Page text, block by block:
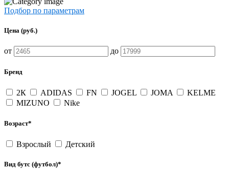
Подбор по параметрам
Цена (руб.)
от до
Бренд
2К ADIDAS FN JOGEL JOMA
KELME
MIZUNO
Nike
Возраст*
Взрослый Детский
Вид бутс (футбол)*